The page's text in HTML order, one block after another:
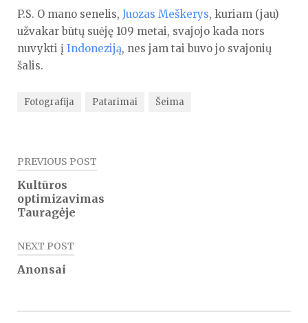
P.S. O mano senelis, Juozas Meškerys, kuriam (jau)
užvakar būtų suėję 109 metai, svajojo kada nors
nuvykti į Indoneziją, nes jam tai buvo jo svajonių
šalis.
Fotografija Patarimai Šeima
Navigacija
tarp
įrašų
PREVIOUS POST
Kultūros
optimizavimas
Tauragėje
NEXT POST
Anonsai